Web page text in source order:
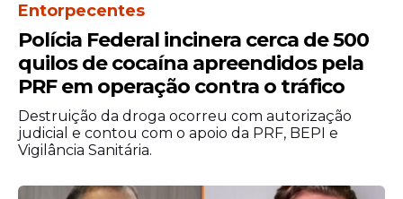
Entorpecentes
Polícia Federal incinera cerca de 500
quilos de cocaína apreendidos pela
PRF em operação contra o tráfico
Destruição da droga ocorreu com autorização
judicial e contou com o apoio da PRF, BEPI e
Vigilância Sanitária.